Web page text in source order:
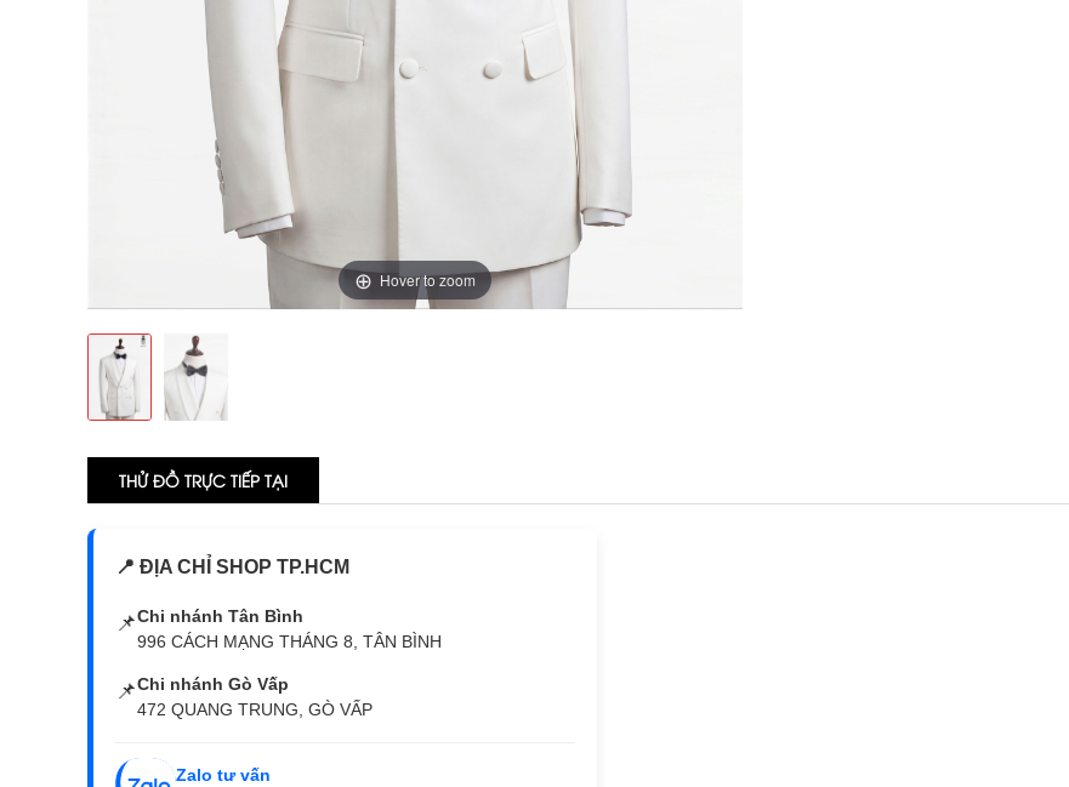
Hover to zoom
THỬ ĐỒ TRỰC TIẾP TẠI
📍 ĐỊA CHỈ SHOP TP.HCM
📌Chi nhánh Tân Bình
996 CÁCH MẠNG THÁNG 8, TÂN BÌNH
📌Chi nhánh Gò Vấp
472 QUANG TRUNG, GÒ VẤP
Zalo tư vấn